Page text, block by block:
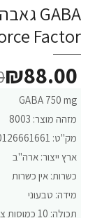
Factor
GABA 750 mg
מזהה מוצר: 8003
מק"ט:
ארץ ייצור: ארה"ב
כשרות: אין כשרות
מידה: טבעוני
תכולה: 10 כמוסות צמחיות
₪88.00